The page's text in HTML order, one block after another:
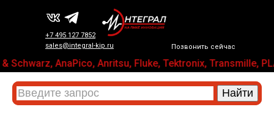
Позвонить сейчас
+7 495 127 7852
sales@integral-kip.ru
AnaPico, Anritsu, Fluke, Tektronix, Transmille,